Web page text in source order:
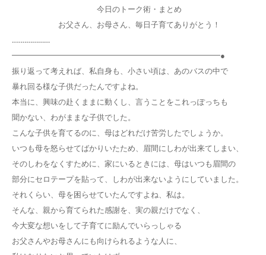
今日のトーク術・まとめ
お父さん、お母さん、毎日子育てありがとう！
‥‥……………
━━━━━━━━━━━━━━━━━━━━━━━━━━━●
振り返って考えれば、私自身も、小さい頃は、あのバスの中で
暴れ回る様な子供だったんですよね。
本当に、興味の赴くままに動くし、言うことをこれっぽっちも
聞かない、わがままな子供でした。
こんな子供を育てるのに、母はどれだけ苦労したでしょうか。
いつも母を怒らせてばかりいたため、眉間にしわが出来てしまい、
そのしわをなくすために、家にいるときには、母はいつも眉間の
部分にセロテープを貼って、しわが出来ないようにしていました。
それくらい、母を困らせていたんですよね、私は。
そんな、親から育てられた感謝を、実の親だけでなく、
今大変な想いをして子育てに励んでいらっしゃる
お父さんやお母さんにも向けられるような人に、